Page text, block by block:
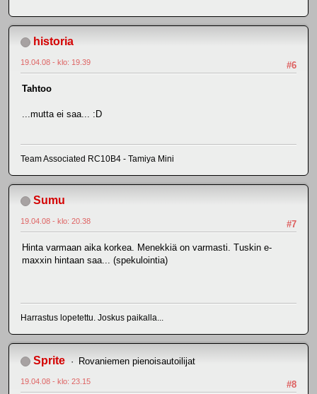
historia
#6
19.04.08 - klo: 19.39
Tahtoo
...mutta ei saa... :D
Team Associated RC10B4 - Tamiya Mini
Sumu
#7
19.04.08 - klo: 20.38
Hinta varmaan aika korkea. Menekkiä on varmasti. Tuskin e-
maxxin hintaan saa... (spekulointia)
Harrastus lopetettu. Joskus paikalla...
Sprite Rovaniemen pienoisautoilijat
#8
19.04.08 - klo: 23.15